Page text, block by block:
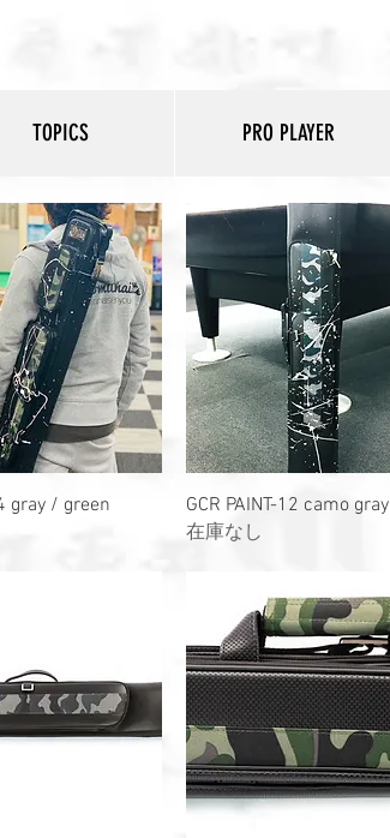
TOPICS PRO PLAYER
クビュー
gray / green
クイックビュー
GCR PAINT-12 camo gray
在庫なし